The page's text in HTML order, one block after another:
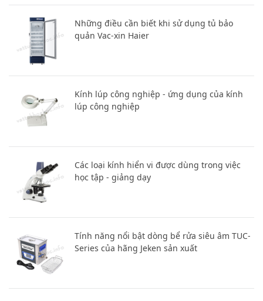
Những điều cần biết khi sử dụng tủ bảo
quản Vac-xin Haier
Kính lúp công nghiệp - ứng dụng của kính
lúp công nghiệp
Các loại kính hiển vi được dùng trong việc
học tập - giảng dạy
Tính năng nổi bật dòng bể rửa siêu âm TUC-
Series của hãng Jeken sản xuất